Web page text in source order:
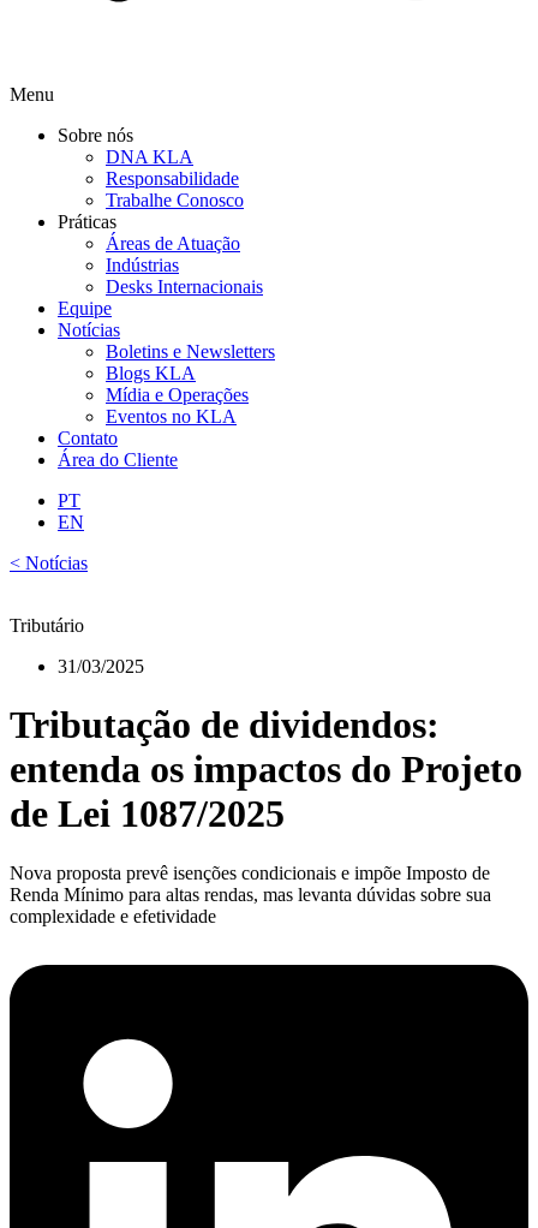
Menu
Sobre nós
DNA KLA
Responsabilidade
Trabalhe Conosco
Práticas
Áreas de Atuação
Indústrias
Desks Internacionais
Equipe
Notícias
Boletins e Newsletters
Blogs KLA
Mídia e Operações
Eventos no KLA
Contato
Área do Cliente
PT
EN
< Notícias
Tributário
31/03/2025
Tributação de dividendos:
entenda os impactos do Projeto
de Lei 1087/2025
Nova proposta prevê isenções condicionais e impõe Imposto de
Renda Mínimo para altas rendas, mas levanta dúvidas sobre sua
complexidade e efetividade